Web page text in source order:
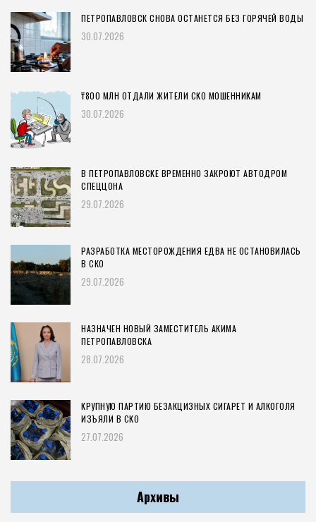
ПЕТРОПАВЛОВСК СНОВА ОСТАНЕТСЯ БЕЗ ГОРЯЧЕЙ ВОДЫ
30.07.2026
₸800 МЛН ОТДАЛИ ЖИТЕЛИ СКО МОШЕННИКАМ
30.07.2026
В ПЕТРОПАВЛОВСКЕ ВРЕМЕННО ЗАКРОЮТ АВТОДРОМ
СПЕЦЦОНА
29.07.2026
РАЗРАБОТКА МЕСТОРОЖДЕНИЯ ЕДВА НЕ ОСТАНОВИЛАСЬ
В СКО
29.07.2026
НАЗНАЧЕН НОВЫЙ ЗАМЕСТИТЕЛЬ АКИМА
ПЕТРОПАВЛОВСКА
28.07.2026
КРУПНУЮ ПАРТИЮ БЕЗАКЦИЗНЫХ СИГАРЕТ И АЛКОГОЛЯ
ИЗЪЯЛИ В СКО
27.07.2026
Архивы